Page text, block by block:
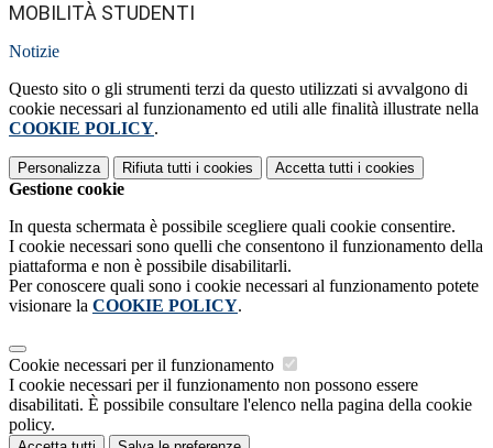
MOBILITÀ STUDENTI
Notizie
Questo sito o gli strumenti terzi da questo utilizzati si avvalgono di
cookie necessari al funzionamento ed utili alle finalità illustrate nella
COOKIE POLICY.
Personalizza Rifiuta tutti i cookies Accetta tutti i cookies
Gestione cookie
In questa schermata è possibile scegliere quali cookie consentire.
I cookie necessari sono quelli che consentono il funzionamento della
piattaforma e non è possibile disabilitarli.
Per conoscere quali sono i cookie necessari al funzionamento potete
visionare la COOKIE POLICY.
Cookie necessari per il funzionamento
I cookie necessari per il funzionamento non possono essere
disabilitati. È possibile consultare l'elenco nella pagina della cookie
policy.